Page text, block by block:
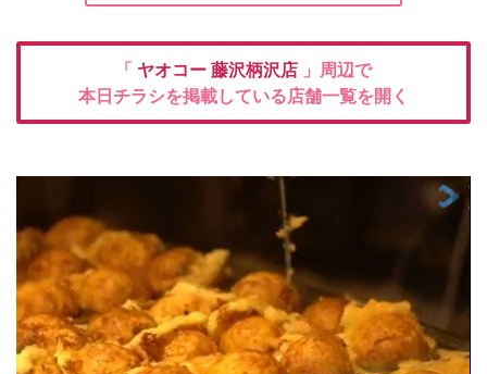
「 ヤオコー 藤沢柄沢店 」周辺で
本日チラシを掲載している店舗一覧を開く